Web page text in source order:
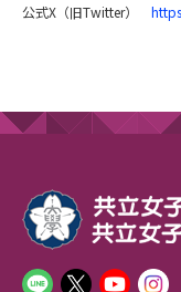
公式X（旧Twitter）